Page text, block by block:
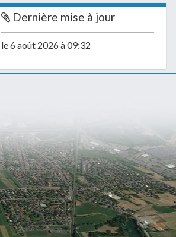
Dernière mise à jour
le 6 août 2026 à 09:32